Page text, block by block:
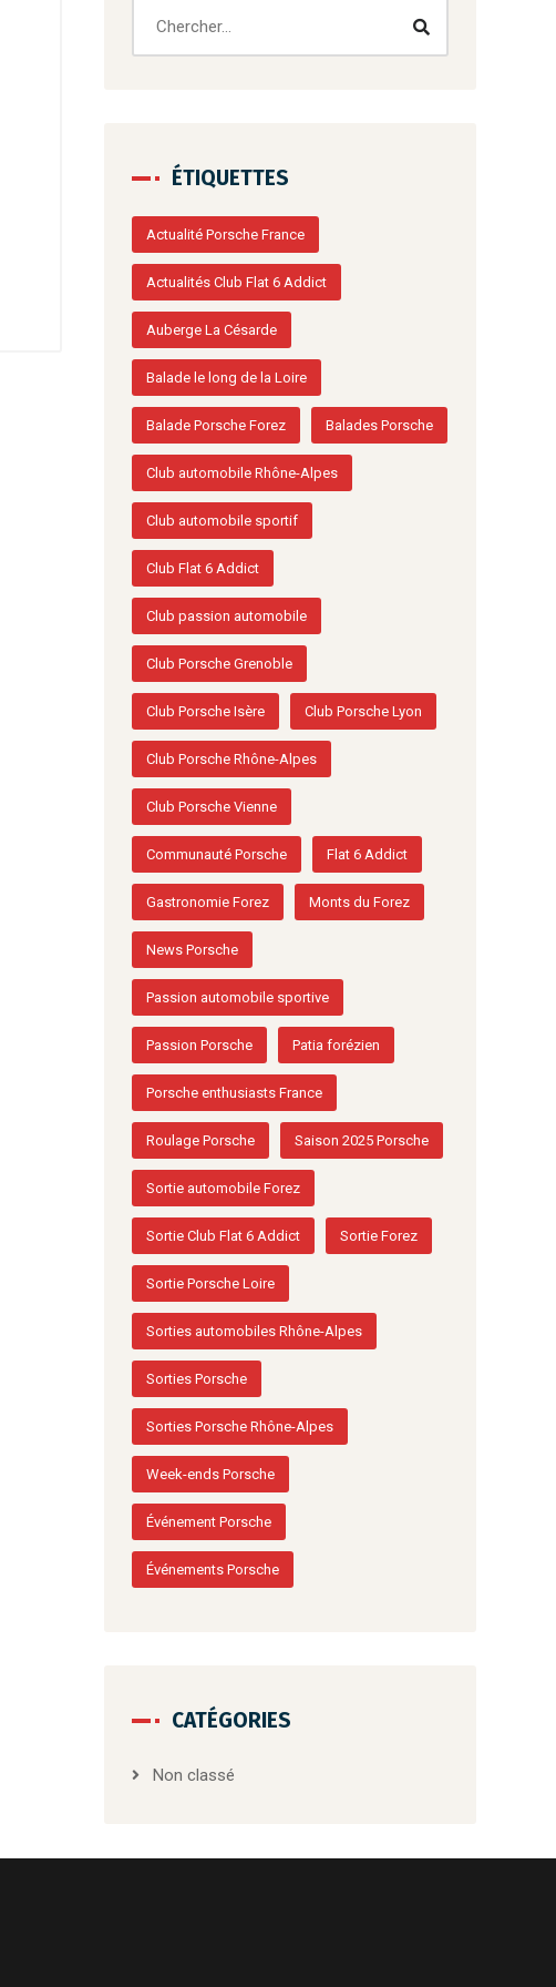
ÉTIQUETTES
Actualité Porsche France
Actualités Club Flat 6 Addict
Auberge La Césarde
Balade le long de la Loire
Balade Porsche Forez Balades Porsche
Club automobile Rhône-Alpes
Club automobile sportif
Club Flat 6 Addict
Club passion automobile
Club Porsche Grenoble
Club Porsche Isère Club Porsche Lyon
Club Porsche Rhône-Alpes
Club Porsche Vienne
Communauté Porsche Flat 6 Addict
Gastronomie Forez Monts du Forez
News Porsche
Passion automobile sportive
Passion Porsche Patia forézien
Porsche enthusiasts France
Roulage Porsche Saison 2025 Porsche
Sortie automobile Forez
Sortie Club Flat 6 Addict Sortie Forez
Sortie Porsche Loire
Sorties automobiles Rhône-Alpes
Sorties Porsche
Sorties Porsche Rhône-Alpes
Week-ends Porsche
Événement Porsche
Événements Porsche
CATÉGORIES
Non classé